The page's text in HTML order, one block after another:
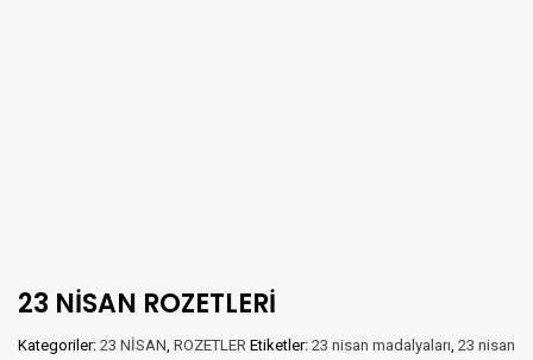
23 NİSAN ROZETLERİ
Kategoriler: 23 NİSAN ROZETLER Etiketler: 23 nisan madalyaları 23 nisan